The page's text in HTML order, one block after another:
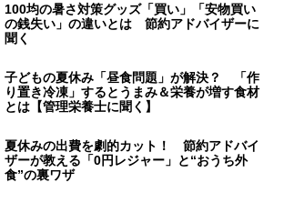
100均の暑さ対策グッズ「買い」「安物買い
の銭失い」の違いとは 節約アドバイザーに
聞く
子どもの夏休み「昼食問題」が解決？ 「作
り置き冷凍」するとうまみ＆栄養が増す食材
とは【管理栄養士に聞く】
夏休みの出費を劇的カット！ 節約アドバイ
ザーが教える「0円レジャー」と“おうち外
食”の裏ワザ